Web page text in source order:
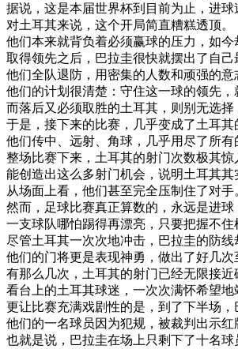
据说 ， 这是本届世界杯到 目前为止 ， 进球
对土耳其来说 ， 这个开局简直糟糕透顶。
他们本来就背负着必须赢球的压力 ， 如今
取得领先之后 ， 巴拉圭很快就摆出了 自己
他们全队退 防 ， 用 密集的 人数和顽强的意
他们的计划 很清楚 ： 守住这一球的领先 ，
而落后又 必须取胜的土耳其 ， 则 别无选择
于是 ， 接下来的比赛 ， 几乎变成了土耳其
他们传中 远射 角球 ， 几乎用尽了 所有
整场比赛下来 ， 土耳其的射门次数极其惊
能创造出这么多射门机会 ， 说明土耳其其
从场面 上看 ， 他们甚至完全压制 住了对手
然而 ， 足球比赛真正算数的 ， 永远是进球
一支球队哪怕踢得再漂亮 ， 只要把握不住
尽管土耳其一次次地冲击 ， 巴拉圭的防线
他们的门将更是表现神勇 ， 做出了好几次
有那么 几次 ， 土耳其的射门已经无限接近
看台 上的土耳其球迷 ， 一次次满怀希望地
更让比赛充满戏剧性的是 ， 到了下半场 ，
他们的一名球员因为犯规 ， 被裁判 出示红
也就是说 ， 巴拉圭在场 上 只剩下了十名球